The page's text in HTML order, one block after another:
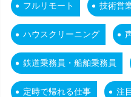
フルリモート 技術営
ハウスクリーニング
鉄道乗務員・船舶乗務員
定時で帰れる仕事 注